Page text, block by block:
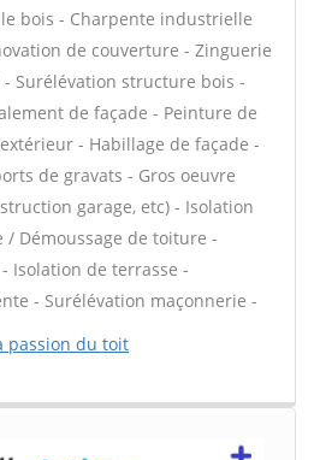
bois - Charpente industrielle
de couverture - Zinguerie
Surélévation structure bois -
de façade - Peinture de
- Habillage de façade -
de gravats - Gros oeuvre
garage, etc) - Isolation
/ Démoussage de toiture -
Isolation de terrasse -
- Surélévation maçonnerie -
passion du toit